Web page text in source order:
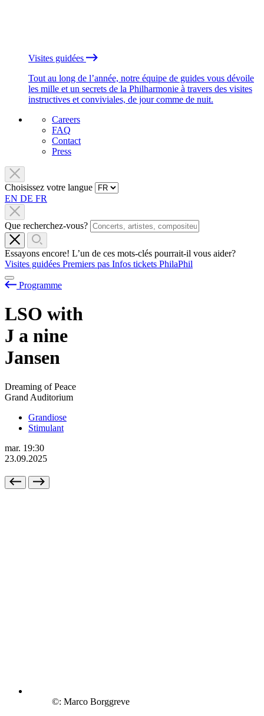
Visites guidées
Tout au long de l’année, notre équipe de guides vous dévoile
les mille et un secrets de la Philharmonie à travers des visites
instructives et conviviales, de jour comme de nuit.
Careers
FAQ
Contact
Press
Choisissez votre langue
EN DE FR
Que recherchez-vous?
Essayons encore! L’un de ces mots-clés pourrait-il vous aider?
Visites guidées Premiers pas Infos tickets PhilaPhil
Programme
LSO with
J a nine
Jansen
Dreaming of Peace
Grand Auditorium
Grandiose
Stimulant
mar. 19:30
23.09.2025
©: Marco Borggreve